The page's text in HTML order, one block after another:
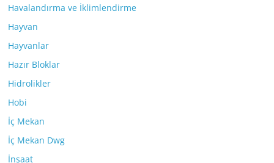
Havalandırma ve İklimlendirme
Hayvan
Hayvanlar
Hazır Bloklar
Hidrolikler
Hobi
İç Mekan
İç Mekan Dwg
İnşaat